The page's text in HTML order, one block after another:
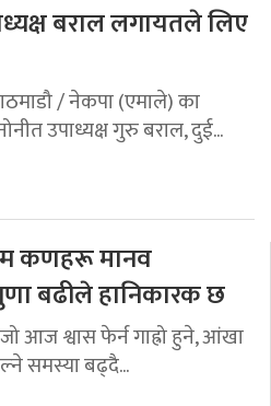
बराल लगायतले लिए
/ नेकपा (एमाले) का
उपाध्यक्ष गुरु बराल, दुई...
कणहरू मानव
बढीले हानिकारक छ
आज श्वास फेर्न गाह्रो हुने, आंखा
समस्या बढ्दै...